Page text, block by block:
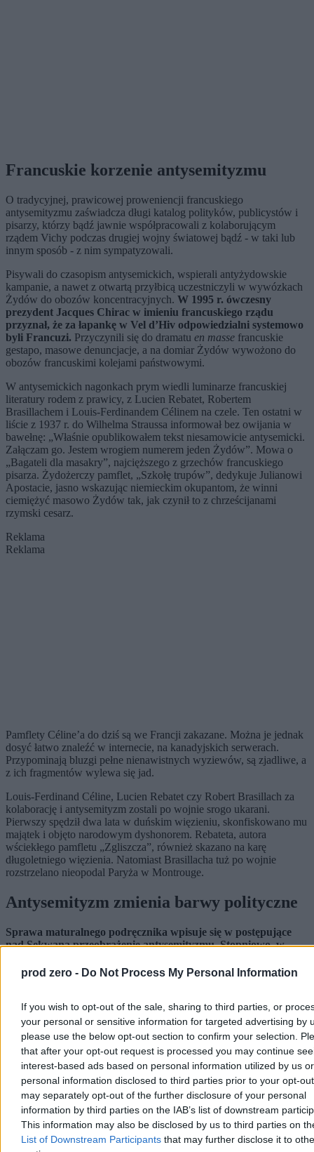
prod zero - Do Not Process My Personal Information
If you wish to opt-out of the sale, sharing to third parties, or
your personal or sensitive information for targeted advertising by
please use the below opt-out section to confirm your selection.
that after your opt-out request is processed you may continue
interest-based ads based on personal information utilized by us or
personal information disclosed to third parties prior to your opt-
may separately opt-out of the further disclosure of your personal
information by third parties on the IAB’s list of downstream
This information may also be disclosed by us to third parties on
List of Downstream Participants that may further disclose it to
Francuskie korzenie antysemityzmu
O tradycyjnej, prawicowej proweniencji francuskiego
antysemityzmu zaświadcza długi katalog polityków, publicystów i
pisarzy, którzy bądź jawnie współpracowali z kolaborującym
rządem Vichy podczas drugiej wojny światowej bądź - w taki lub
innym sposób - z nim sympatyzowali.
Pisywali do czasopism antysemickich, wspierali antyżydowskie
kampanie, a nawet z otwartą przyłbicą uczestniczyli w wywózkach
Żydów do obozów koncentracyjnych. W 1995 r. ówczesny
prezydent Jacques Chirac w imieniu francuskiego rządu
przyznał, że za łapankę w Vel d’Hiv odpowiedzialni systemowo
byli Francuzi. Przyczynili się do dramatu en masse francuskie
gestapo, masowe denuncjacje, a na domiar Żydów wywożono do
obozów francuskimi kolejami państwowymi.
W antysemickich nagonkach prym wiedli luminarze francuskiej
literatury rodem z prawicy, z Lucien Rebatet, Robertem
Brasillachem i Louis-Ferdinandem Célinem na czele. Ten ostatni w
liście z 1937 r. do Wilhelma Straussa informował bez owijania w
bawełnę: „Właśnie opublikowałem tekst niesamowicie antysemicki.
Załączam go. Jestem wrogiem numerem jeden Żydów”. Mowa o
„Bagateli dla masakry”, najcięższego z grzechów francuskiego
pisarza. Żydożerczy pamflet, „Szkołę trupów”, dedykuje Julianowi
Apostacie, jasno wskazując niemieckim okupantom, że winni
ciemiężyć masowo Żydów tak, jak czynił to z chrześcijanami
rzymski cesarz.
Reklama
Reklama
Pamflety Céline’a do dziś są we Francji zakazane. Można je jednak
dosyć łatwo znaleźć w internecie, na kanadyjskich serwerach.
Przypominają bluzgi pełne nienawistnych wyziewów, są zjadliwe, a
z ich fragmentów wylewa się jad.
Louis-Ferdinand Céline, Lucien Rebatet czy Robert Brasillach za
kolaborację i antysemityzm zostali po wojnie srogo ukarani.
Pierwszy spędził dwa lata w duńskim więzieniu, skonfiskowano mu
majątek i objęto narodowym dyshonorem. Rebateta, autora
wściekłego pamfletu „Zgliszcza”, również skazano na karę
długoletniego więzienia. Natomiast Brasillacha tuż po wojnie
rozstrzelano nieopodal Paryża w Montrouge.
Antysemityzm zmienia barwy polityczne
Sprawa maturalnego podręcznika wpisuje się w postępujące
nad Sekwaną przeobrażenie antysemityzmu. Stopniowo, w
zasadnicze założenia zostały wyłożone w słynnym raporcie pt.
„Lewica. Jaka większość elektoralna w wyborach 2012 roku?”.
Proponowaną w dokumencie strategię można streścić następująco:
aby lewica mogła zwyciężać, powinna się zwracać w stronę
nowego elektoratu miejskiego składającego się z „wysoko
dyplomowanych”, „młodych ludzi” oraz „mniejszości etnicznych z
dzielnic robotniczych”. Podkreślono, przy tym, że tradycyjny
„proletariat” został przez lewicę bezpowrotnie utracony na rzecz
skrajnej prawicy. Należy zatem zwrócić się do mas migranckich, do
drugiego i trzeciego pokolenia przybyszów z krajów
muzułmańskich, tradycyjnie antyizraelskich i antysemickich.
Reklama